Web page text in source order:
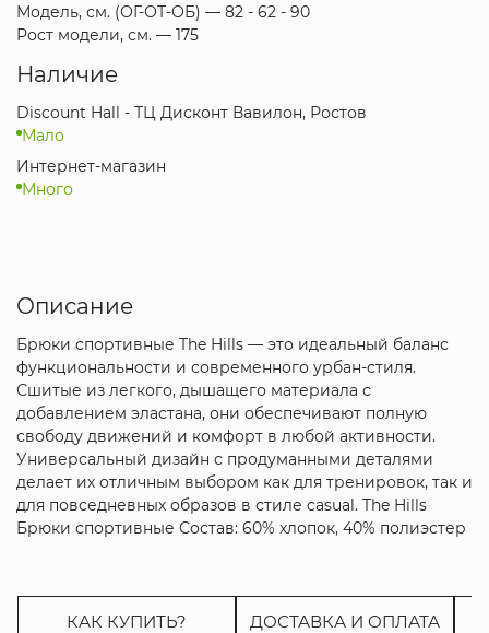
Модель, см. (ОГ-ОТ-ОБ) — 82 - 62 - 90
Рост модели, см. — 175
Наличие
Discount Hall - ТЦ Дисконт Вавилон, Ростов
Мало
Интернет-магазин
Много
Описание
Брюки спортивные The Hills — это идеальный баланс
функциональности и современного урбан-стиля.
Сшитые из легкого, дышащего материала с
добавлением эластана, они обеспечивают полную
свободу движений и комфорт в любой активности.
Универсальный дизайн с продуманными деталями
делает их отличным выбором как для тренировок, так и
для повседневных образов в стиле casual. The Hills
Брюки спортивные Состав: 60% хлопок, 40% полиэстер
КАК КУПИТЬ? ДОСТАВКА И ОПЛАТА